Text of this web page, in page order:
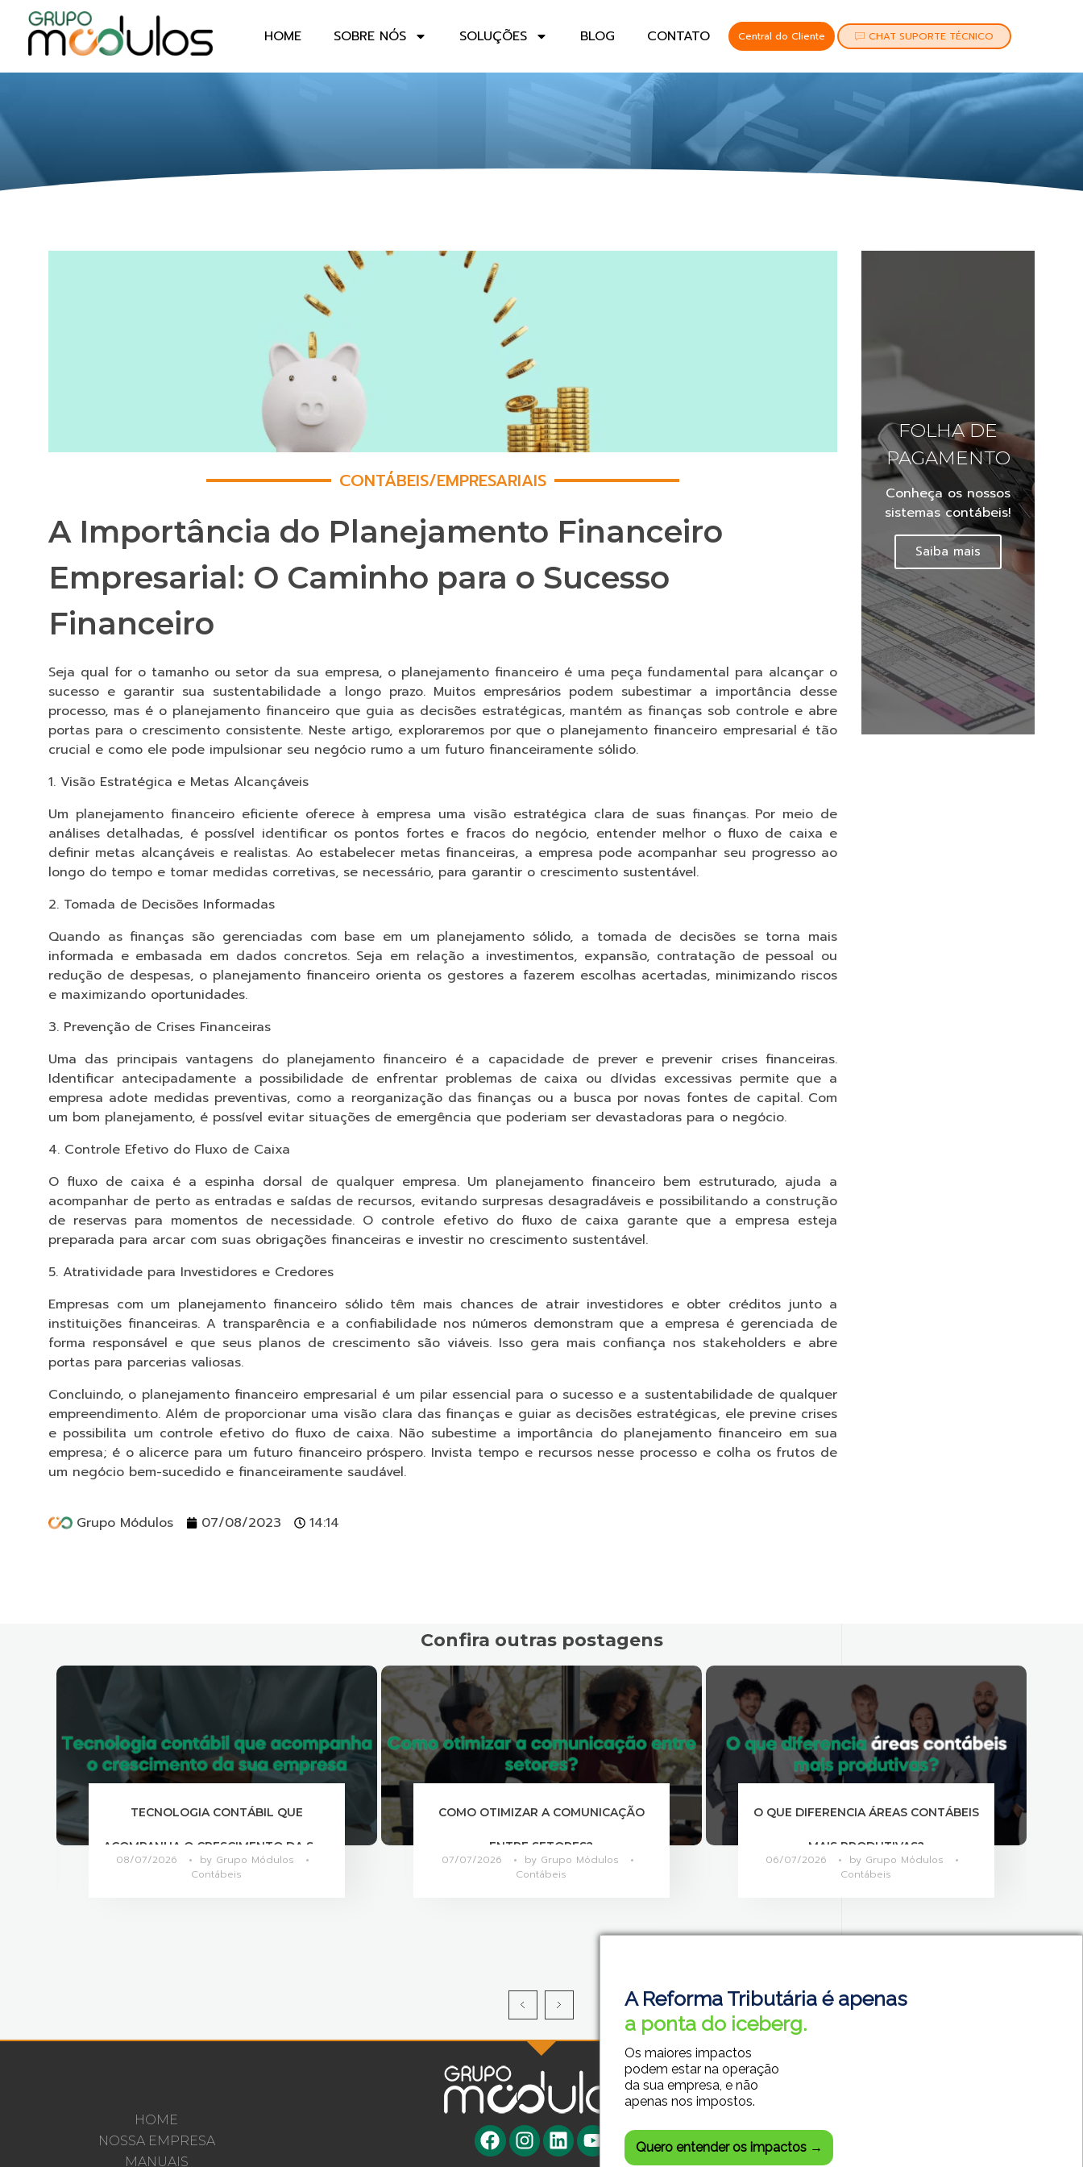
A Reforma Tributária é apenas
a ponta do iceberg.
Os maiores impactos
podem estar na operação
da sua empresa, e não
apenas nos impostos.
Quero entender os impactos →
HOME SOBRE NÓS SOLUÇÕES BLOG CONTATO Central do Cliente CHAT SUPORTE TÉCNICO
CONTÁBEIS/EMPRESARIAIS
A Importância do Planejamento Financeiro
Empresarial: O Caminho para o Sucesso
Financeiro
Seja qual for o tamanho ou setor da sua empresa, o planejamento financeiro é uma peça fundamental para alcançar o
sucesso e garantir sua sustentabilidade a longo prazo. Muitos empresários podem subestimar a importância desse
processo, mas é o planejamento financeiro que guia as decisões estratégicas, mantém as finanças sob controle e abre
portas para o crescimento consistente. Neste artigo, exploraremos por que o planejamento financeiro empresarial é tão
crucial e como ele pode impulsionar seu negócio rumo a um futuro financeiramente sólido.
1. Visão Estratégica e Metas Alcançáveis
Um planejamento financeiro eficiente oferece à empresa uma visão estratégica clara de suas finanças. Por meio de
análises detalhadas, é possível identificar os pontos fortes e fracos do negócio, entender melhor o fluxo de caixa e
definir metas alcançáveis e realistas. Ao estabelecer metas financeiras, a empresa pode acompanhar seu progresso ao
longo do tempo e tomar medidas corretivas, se necessário, para garantir o crescimento sustentável.
2. Tomada de Decisões Informadas
Quando as finanças são gerenciadas com base em um planejamento sólido, a tomada de decisões se torna mais
informada e embasada em dados concretos. Seja em relação a investimentos, expansão, contratação de pessoal ou
redução de despesas, o planejamento financeiro orienta os gestores a fazerem escolhas acertadas, minimizando riscos
e maximizando oportunidades.
3. Prevenção de Crises Financeiras
Uma das principais vantagens do planejamento financeiro é a capacidade de prever e prevenir crises financeiras.
Identificar antecipadamente a possibilidade de enfrentar problemas de caixa ou dívidas excessivas permite que a
empresa adote medidas preventivas, como a reorganização das finanças ou a busca por novas fontes de capital. Com
um bom planejamento, é possível evitar situações de emergência que poderiam ser devastadoras para o negócio.
4. Controle Efetivo do Fluxo de Caixa
O fluxo de caixa é a espinha dorsal de qualquer empresa. Um planejamento financeiro bem estruturado, ajuda a
acompanhar de perto as entradas e saídas de recursos, evitando surpresas desagradáveis e possibilitando a construção
de reservas para momentos de necessidade. O controle efetivo do fluxo de caixa garante que a empresa esteja
preparada para arcar com suas obrigações financeiras e investir no crescimento sustentável.
5. Atratividade para Investidores e Credores
Empresas com um planejamento financeiro sólido têm mais chances de atrair investidores e obter créditos junto a
instituições financeiras. A transparência e a confiabilidade nos números demonstram que a empresa é gerenciada de
forma responsável e que seus planos de crescimento são viáveis. Isso gera mais confiança nos stakeholders e abre
portas para parcerias valiosas.
Concluindo, o planejamento financeiro empresarial é um pilar essencial para o sucesso e a sustentabilidade de qualquer
empreendimento. Além de proporcionar uma visão clara das finanças e guiar as decisões estratégicas, ele previne crises
e possibilita um controle efetivo do fluxo de caixa. Não subestime a importância do planejamento financeiro em sua
empresa; é o alicerce para um futuro financeiro próspero. Invista tempo e recursos nesse processo e colha os frutos de
um negócio bem-sucedido e financeiramente saudável.
Grupo Módulos 07/08/2023 14:14
FOLHA DE
PAGAMENTO
Conheça os nossos
sistemas contábeis!
Saiba mais
Confira outras postagens
COMO OTIMIZAR A COMUNICAÇÃO
ENTRE SETORES?
07/07/2026
by Grupo Módulos
Contábeis
O QUE DIFERENCIA ÁREAS CONTÁBEIS
MAIS PRODUTIVAS?
06/07/2026
by Grupo Módulos
Contábeis
CALENDÁRIO DE OBRIGAÇÕES JULHO
DE 2026
01/07/2026
by Grupo Módulos
Calendário de Obrigações
HOME
NOSSA EMPRESA
MANUAIS